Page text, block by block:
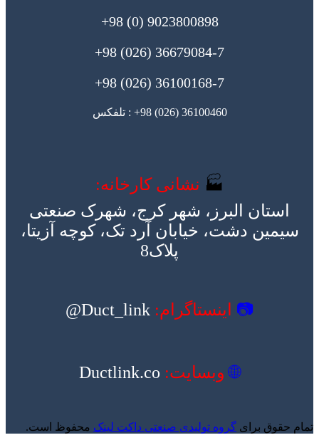
9023800898 (0) 98+
36679084-7 (026) 98+
36100168-7 (026) 98+
36100460 (026) 98+ : تلفکس
🏭 نشانی کارخانه:
استان البرز، شهر کرج، شهرک صنعتی
سیمین دشت، خیابان آرد تک، کوچه آزیتا،
پلاک8
📷 اینستاگرام:
🌐 وبسایت:
تمام حقوق برای گروه تولیدی صنعتی داکت لینک محفوظ است.